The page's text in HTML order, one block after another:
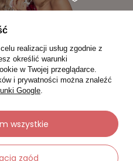
realizacji usług zgodnie z
określić warunki
w Twojej przeglądarce.
i prywatności można znaleźć
Google.
zgód
wszystkie